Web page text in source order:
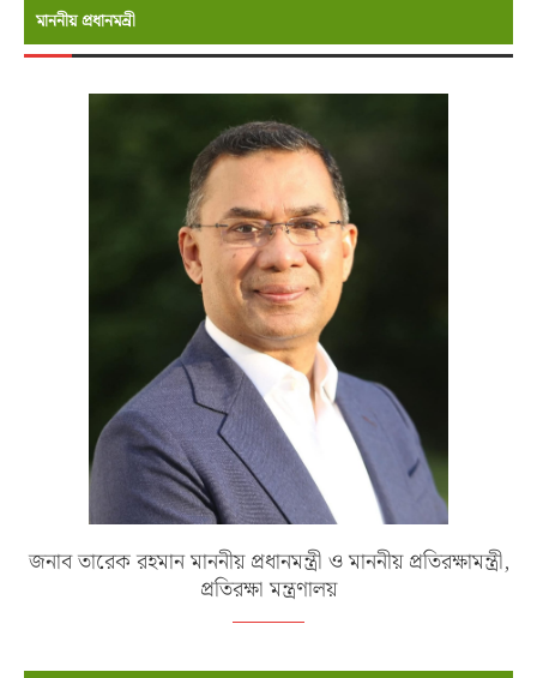
মাননীয় প্রধানমন্রী
জনাব তারেক রহমান মাননীয় প্রধানমন্ত্রী ও মাননীয় প্রতিরক্ষামন্ত্রী,
প্রতিরক্ষা মন্ত্রণালয়